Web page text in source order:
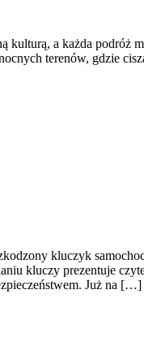
a każda podróż
terenów, gdzie
kluczyk
kluczy prezentuje
Już na […]